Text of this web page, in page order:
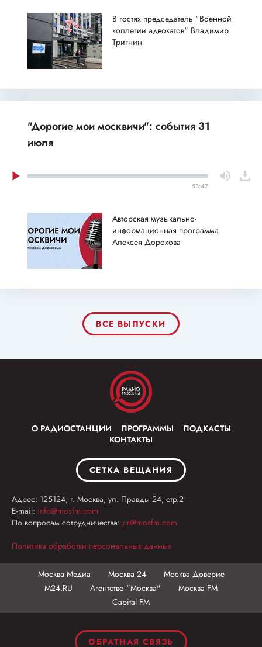
В гостях председатель "Военной
коллегии адвокатов" Владимир
Тригнин
"Дорогие мои москвичи": события 31
июля
53:47
Авторская музыкально-
информационная программа
Алексея Дорохова
ВСЕ ВЫПУСКИ
О РАДИОСТАНЦИИ ПРОГРАММЫ
ПОДКАСТЫ
КОНТАКТЫ
СЕТКА ВЕЩАНИЯ
Адрес: 125124, г. Москва, ул. Правды 24, стр.2
E-mail: info@mosfm.com
По вопросам сотрудничества: pr@mosfm.com
Политика обработки персональных данных
Москва Медиа Москва 24
Москва Доверие
М24.RU
Агентство "Москва"
Москва FM
Capital FM
ОБРАТНАЯ СВЯЗЬ